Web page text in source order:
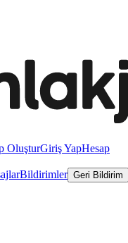
OluşturGiriş YapHesap
Bildirimler Geri Bildirim